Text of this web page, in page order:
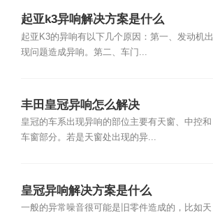
起亚k3异响解决方案是什么
起亚K3的异响有以下几个原因：第一、发动机出
现问题造成异响。第二、车门...
丰田皇冠异响怎么解决
皇冠的车系出现异响的部位主要有天窗、中控和
车窗部分。若是天窗处出现的异...
皇冠异响解决方案是什么
一般的异常噪音很可能是旧零件造成的，比如天